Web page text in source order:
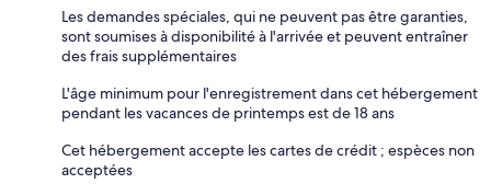
Les demandes spéciales, qui ne peuvent pas être garanties,
sont soumises à disponibilité à l'arrivée et peuvent entraîner
des frais supplémentaires
L'âge minimum pour l'enregistrement dans cet hébergement
pendant les vacances de printemps est de 18 ans
Cet hébergement accepte les cartes de crédit ; espèces non
acceptées